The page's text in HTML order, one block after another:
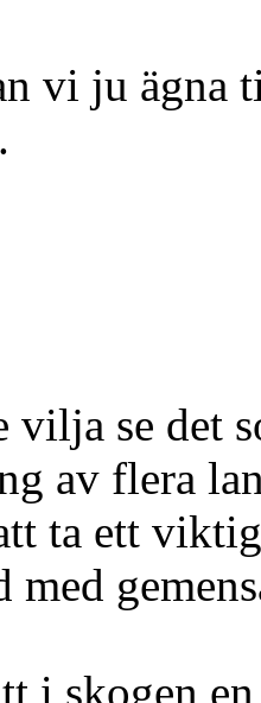
vi ju ägna
vilja se det
av flera
ta ett
med
i skogen